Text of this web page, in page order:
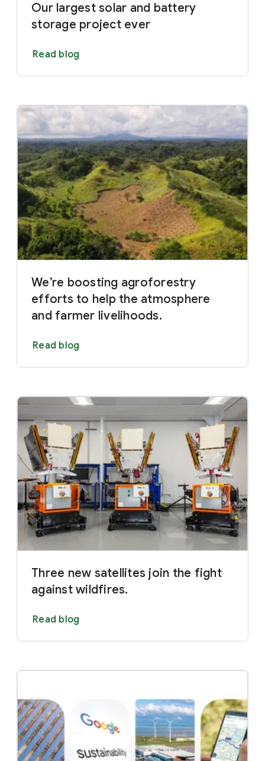
Our largest solar and battery
storage project ever
Read blog
We’re boosting agroforestry
efforts to help the atmosphere
and farmer livelihoods.
Read blog
Three new satellites join the fight
against wildfires.
Read blog